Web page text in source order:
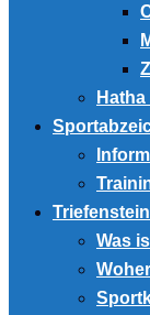
Was